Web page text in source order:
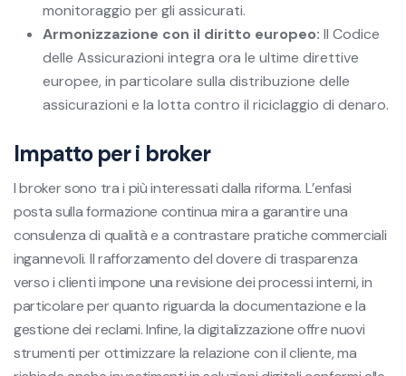
monitoraggio per gli assicurati.
Armonizzazione con il diritto europeo: Il Codice
delle Assicurazioni integra ora le ultime direttive
europee, in particolare sulla distribuzione delle
assicurazioni e la lotta contro il riciclaggio di denaro.
Impatto per i broker
I broker sono tra i più interessati dalla riforma. L’enfasi
posta sulla formazione continua mira a garantire una
consulenza di qualità e a contrastare pratiche commerciali
ingannevoli. Il rafforzamento del dovere di trasparenza
verso i clienti impone una revisione dei processi interni, in
particolare per quanto riguarda la documentazione e la
gestione dei reclami. Infine, la digitalizzazione offre nuovi
strumenti per ottimizzare la relazione con il cliente, ma